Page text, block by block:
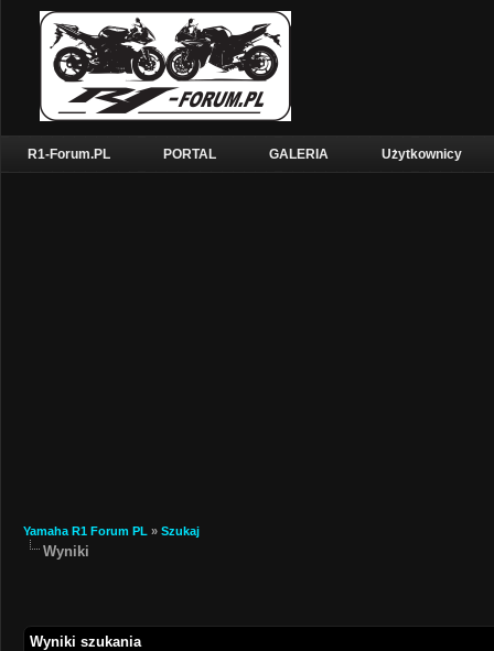
R1-Forum.PL PORTAL GALERIA Użytkownicy
Yamaha R1 Forum PL » Szukaj
Wyniki
Wyniki szukania